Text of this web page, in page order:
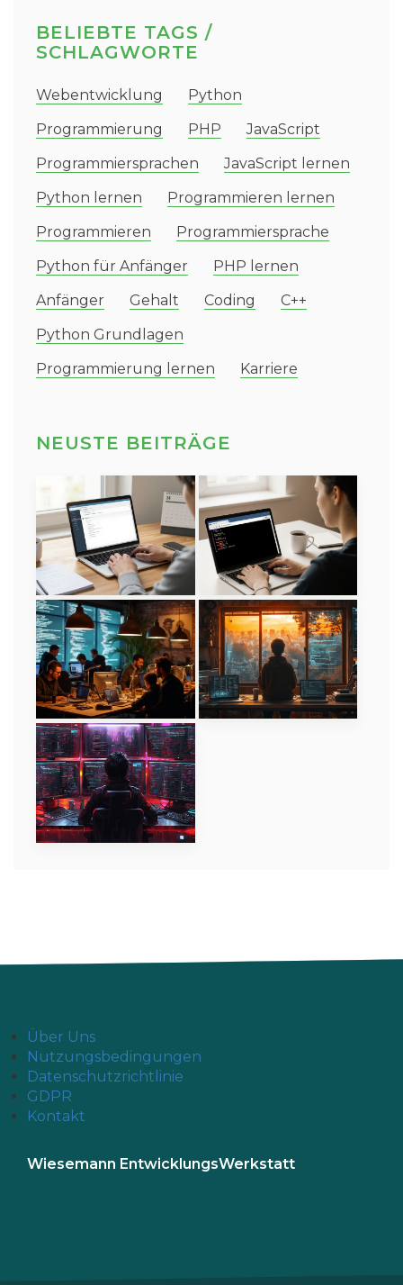
BELIEBTE TAGS /
SCHLAGWORTE
Webentwicklung
Python
Programmierung
PHP
JavaScript
Programmiersprachen
JavaScript lernen
Python lernen
Programmieren lernen
Programmieren
Programmiersprache
Python für Anfänger
PHP lernen
Anfänger
Gehalt Coding
C++
Python Grundlagen
Programmierung lernen
Karriere
NEUSTE BEITRÄGE
Über Uns
Nutzungsbedingungen
Datenschutzrichtlinie
GDPR
Kontakt
Wiesemann EntwicklungsWerkstatt